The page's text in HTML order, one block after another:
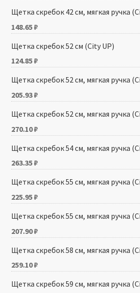
Щетка скребок 42 см, мягкая ручка
148.65₽
Щетка скребок 52 см (City UP)
124.85₽
Щетка скребок 52 см, мягкая ручка
205.93₽
Щетка скребок 52 см, мягкая ручка
270.10₽
Щетка скребок 54 см, мягкая ручка
263.35₽
Щетка скребок 55 см, мягкая ручка
225.95₽
Щетка скребок 55 см, мягкая ручка
207.90₽
Щетка скребок 58 см, мягкая ручка
259.10₽
Щетка скребок 59 см, мягкая ручка